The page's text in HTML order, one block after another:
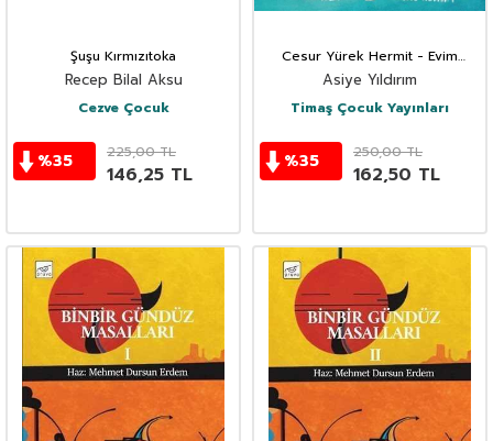
Şuşu Kırmızıtoka
Recep Bilal Aksu
Cezve Çocuk
%35 225,00TL
146,25 TL
Cesur Yürek Hermit - Evim
Olmadan Asla
Asiye Yıldırım
Timaş Çocuk Yayınları
%35 250,00TL
162,50 TL